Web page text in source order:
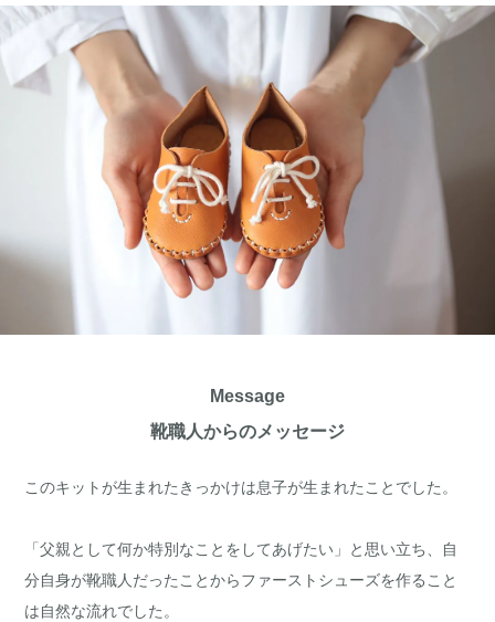
Message
靴職人からのメッセージ
このキットが生まれたきっかけは息子が生まれたことでした。
「父親として何か特別なことをしてあげたい」と思い立ち、自
分自身が靴職人だったことからファーストシューズを作ること
は自然な流れでした。